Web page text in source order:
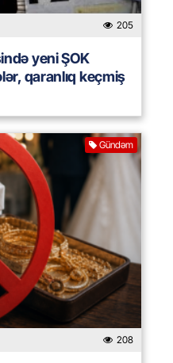
205
yeni ŞOK
qaranlıq keçmiş
Gündəm
208